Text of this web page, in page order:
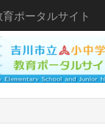
ポータルサイト